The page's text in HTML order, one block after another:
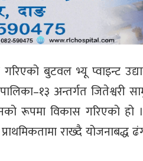
गरिएको बुटवल भ्यू प्वाइन्ट
अन्तर्गत जितेश्वरी
रूपमा विकास गरिएको हो
राख्दै